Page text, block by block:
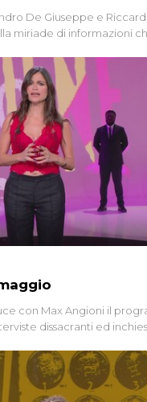
De Giuseppe e
miriade di informazioni
ultimi anni. Lo speciale
testimonianze, errori,
di un'indagine che
con Max Angioni il
dissacranti ed